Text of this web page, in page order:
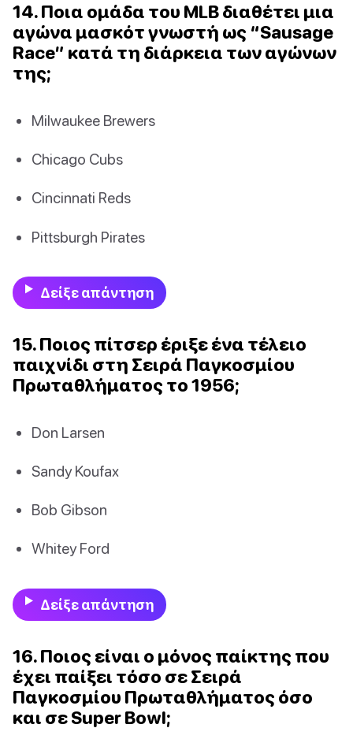
14. Ποια ομάδα του MLB διαθέτει μια
αγώνα μασκότ γνωστή ως “Sausage
Race” κατά τη διάρκεια των αγώνων
της;
Milwaukee Brewers
Chicago Cubs
Cincinnati Reds
Pittsburgh Pirates
Δείξε απάντηση
15. Ποιος πίτσερ έριξε ένα τέλειο
παιχνίδι στη Σειρά Παγκοσμίου
Πρωταθλήματος το 1956;
Don Larsen
Sandy Koufax
Bob Gibson
Whitey Ford
Δείξε απάντηση
16. Ποιος είναι ο μόνος παίκτης που
έχει παίξει τόσο σε Σειρά
Παγκοσμίου Πρωταθλήματος όσο
και σε Super Bowl;